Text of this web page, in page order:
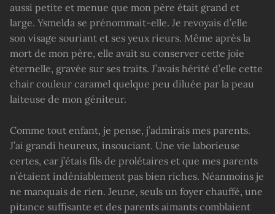
aussi petite et menue que mon père était grand et
large. Ysmelda se prénommait-elle. Je revoyais d’elle
son visage souriant et ses yeux rieurs. Même après la
mort de mon père, elle avait su conserver cette joie
éternelle, gravée sur ses traits. J’avais hérité d’elle cette
chair couleur caramel quelque peu diluée par la peau
laiteuse de mon géniteur.
Comme tout enfant, je pense, j’admirais mes parents.
J’ai grandi heureux, insouciant. Une vie laborieuse
certes, car j’étais fils de prolétaires et que mes parents
n’étaient indéniablement pas bien riches. Néanmoins je
ne manquais de rien. Jeune, seuls un foyer chauffé, une
pitance suffisante et des parents aimants comblaient